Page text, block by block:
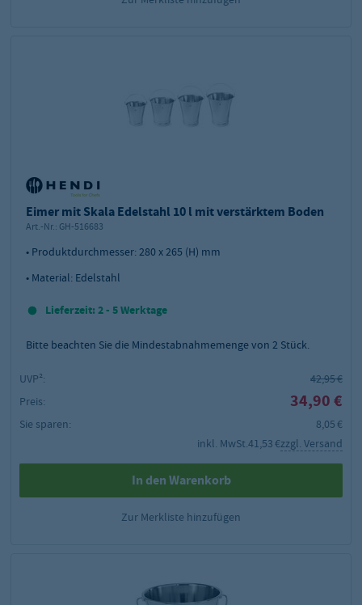
Eimer mit Skala Edelstahl 10 l mit verstärktem Boden
Art.-Nr.: GH-516683
• Produktdurchmesser: 280 x 265 (H) mm
• Material: Edelstahl
Lieferzeit: 2 - 5 Werktage
Bitte beachten Sie die Mindestabnahmemenge von 2 Stück.
UVP²:
42,95 €
Preis:
34,90 €
Sie sparen:
8,05 €
inkl. MwSt.41,53 €zzgl. Versand
In den Warenkorb
Zur Merkliste hinzufügen